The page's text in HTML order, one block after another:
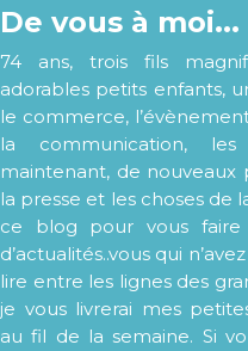
De vous à moi...
74 ans, trois fils
adorables petits enfants,
le commerce,
la communication,
maintenant, de nouveaux
la presse et les choses de
ce blog pour vous faire
d’actualités..vous qui
lire entre les lignes des
je vous livrerai mes
au fil de la semaine. Si